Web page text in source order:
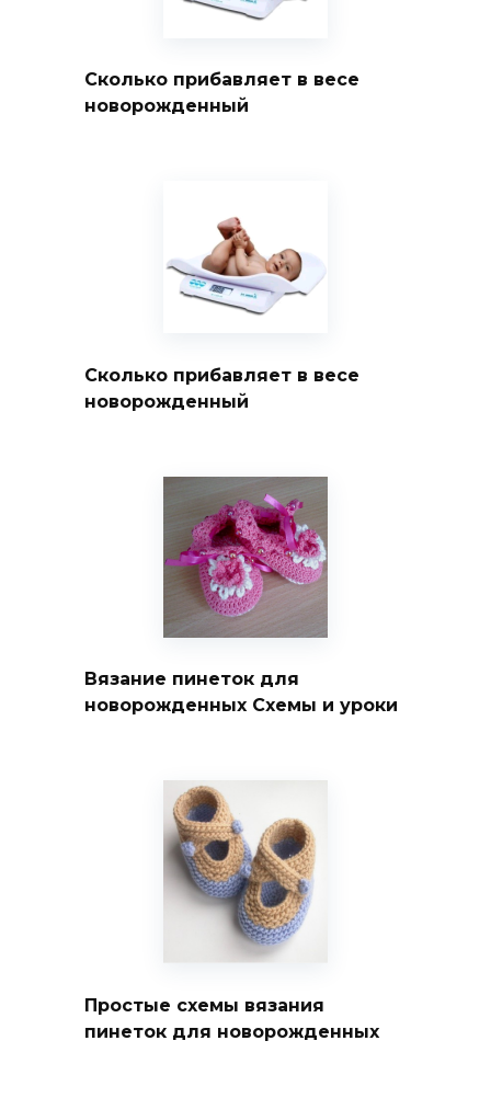
Сколько прибавляет в весе
новорожденный
Сколько прибавляет в весе
новорожденный
Вязание пинеток для
новорожденных Схемы и уроки
Простые схемы вязания
пинеток для новорожденных